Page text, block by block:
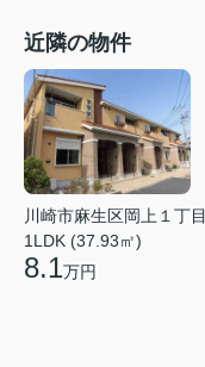
近隣の物件
川崎市麻生区岡上１丁目
1LDK (37.93㎡)
8.1万円